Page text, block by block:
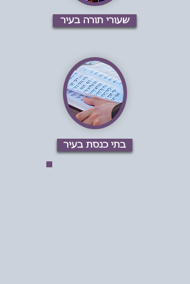
שעורי תורה בעיר
בתי כנסת בעיר